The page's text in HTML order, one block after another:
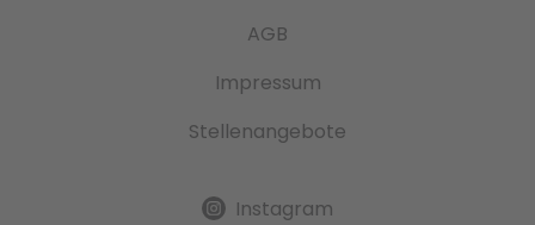
AGB
Impressum
Stellenangebote
Instagram